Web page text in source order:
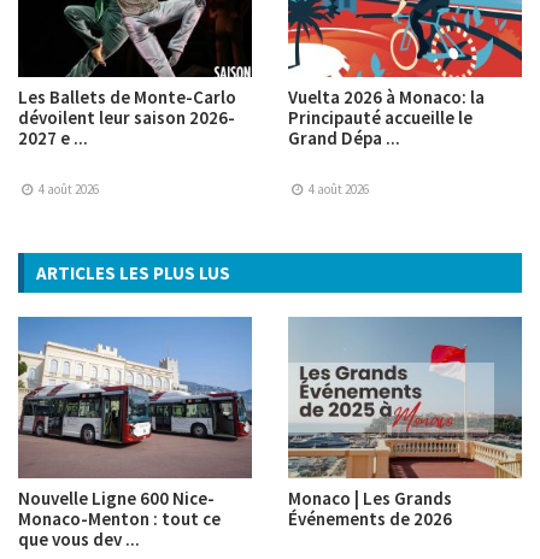
Les Ballets de Monte-Carlo
dévoilent leur saison 2026-
2027 e ...
4 août 2026
Vuelta 2026 à Monaco: la
Principauté accueille le
Grand Dépa ...
4 août 2026
ARTICLES LES PLUS LUS
Nouvelle Ligne 600 Nice-
Monaco-Menton : tout ce
que vous dev ...
Monaco | Les Grands
Événements de 2026